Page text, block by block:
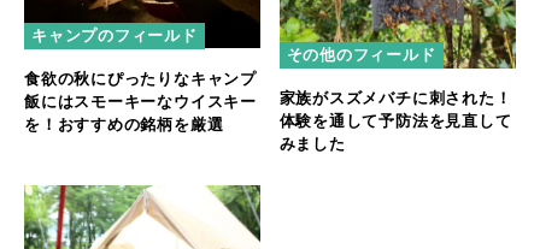
キャンプのフィールド
食欲の秋にぴったりなキャンプ
飯にはスモーキーなウイスキー
を！おすすめの銘柄を厳選
その他のフィールド
家族がスズメバチに刺された！
体験を通して予防法を見直して
みました